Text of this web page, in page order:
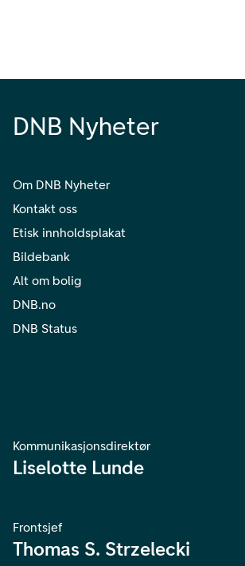
DNB Nyheter
Om DNB Nyheter
Kontakt oss
Etisk innholdsplakat
Bildebank
Alt om bolig
DNB.no
DNB Status
Kommunikasjonsdirektør
Liselotte Lunde
Frontsjef
Thomas S. Strzelecki